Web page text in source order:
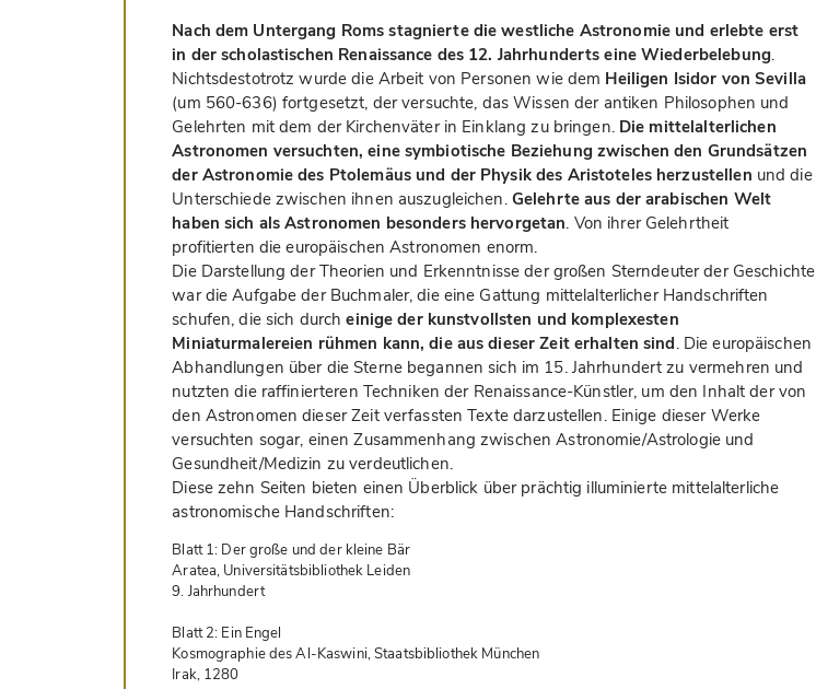
Nach dem Untergang Roms stagnierte die westliche Astronomie und erlebte erst
in der scholastischen Renaissance des 12. Jahrhunderts eine Wiederbelebung.
Nichtsdestotrotz wurde die Arbeit von Personen wie dem Heiligen Isidor von Sevilla
(um 560-636) fortgesetzt, der versuchte, das Wissen der antiken Philosophen und
Gelehrten mit dem der Kirchenväter in Einklang zu bringen. Die mittelalterlichen
Astronomen versuchten, eine symbiotische Beziehung zwischen den Grundsätzen
der Astronomie des Ptolemäus und der Physik des Aristoteles herzustellen und die
Unterschiede zwischen ihnen auszugleichen. Gelehrte aus der arabischen Welt
haben sich als Astronomen besonders hervorgetan. Von ihrer Gelehrtheit
profitierten die europäischen Astronomen enorm.
Die Darstellung der Theorien und Erkenntnisse der großen Sterndeuter der Geschichte
war die Aufgabe der Buchmaler, die eine Gattung mittelalterlicher Handschriften
schufen, die sich durcheinige der kunstvollsten und komplexesten
Miniaturmalereien rühmen kann, die aus dieser Zeit erhalten sind. Die europäischen
Abhandlungen über die Sterne begannen sich im 15. Jahrhundert zu vermehren und
nutzten die raffinierteren Techniken der Renaissance-Künstler, um den Inhalt der von
den Astronomen dieser Zeit verfassten Texte darzustellen. Einige dieser Werke
versuchten sogar, einen Zusammenhang zwischen Astronomie/Astrologie und
Gesundheit/Medizin zu verdeutlichen.
Diese zehn Seiten bieten einen Überblick über prächtig illuminierte mittelalterliche
astronomische Handschriften:
Blatt 1: Der große und der kleine Bär
Aratea, Universitätsbibliothek Leiden
9. Jahrhundert
Blatt 2: Ein Engel
Kosmographie des Al-Kaswini, Staatsbibliothek München
Irak, 1280